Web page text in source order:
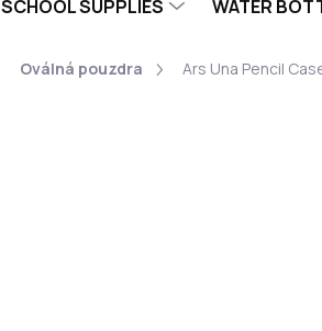
SCHOOL SUPPLIES WATER
Oválná pouzdra Ars Una Pencil